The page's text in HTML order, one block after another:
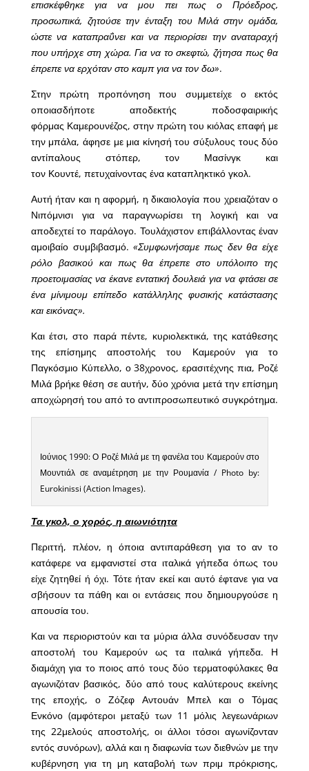
επισκέφθηκε για να μου πει πως ο Πρόεδρος,
προσωπικά, ζητούσε την ένταξη του Μιλά στην ομάδα,
ώστε να καταπραΰνει και να περιορίσει την αναταραχή
που υπήρχε στη χώρα. Για να το σκεφτώ, ζήτησα πως θα
έπρεπε να ερχόταν στο καμπ για να τον δω».
Στην πρώτη προπόνηση που συμμετείχε ο εκτός
οποιασδήποτε αποδεκτής ποδοσφαιρικής
φόρμας Καμερουνέζος, στην πρώτη του κιόλας επαφή με
την μπάλα, άφησε με μια κίνησή του σύξυλους τους δύο
αντίπαλους στόπερ, τον Μασίνγκ και
τον Κουντέ, πετυχαίνοντας ένα καταπληκτικό γκολ.
Αυτή ήταν και η αφορμή, η δικαιολογία που χρειαζόταν ο
Νιπόμνισι για να παραγνωρίσει τη λογική και να
αποδεχτεί το παράλογο. Τουλάχιστον επιβάλλοντας έναν
αμοιβαίο συμβιβασμό.«Συμφωνήσαμε πως δεν θα είχε
ρόλο βασικού και πως θα έπρεπε στο υπόλοιπο της
προετοιμασίας να έκανε εντατική δουλειά για να φτάσει σε
ένα μίνιμουμ επίπεδο κατάλληλης φυσικής κατάστασης
και εικόνας».
Και έτσι, στο παρά πέντε, κυριολεκτικά, της κατάθεσης
της επίσημης αποστολής του Καμερούν για το
Παγκόσμιο Κύπελλο, ο 38χρονος, ερασιτέχνης πια, Ροζέ
Μιλά βρήκε θέση σε αυτήν, δύο χρόνια μετά την επίσημη
αποχώρησή του από το αντιπροσωπευτικό συγκρότημα.
Ιούνιος 1990: Ο Ροζέ Μιλά με τη φανέλα του Καμερούν στο
Μουντιάλ σε αναμέτρηση με την Ρουμανία / Photo by:
Eurokinissi (Action Images).
Τα γκολ, ο χορός, η αιωνιότητα
Περιττή, πλέον, η όποια αντιπαράθεση για το αν το
κατάφερε να εμφανιστεί στα ιταλικά γήπεδα όπως του
είχε ζητηθεί ή όχι. Τότε ήταν εκεί και αυτό έφτανε για να
σβήσουν τα πάθη και οι εντάσεις που δημιουργούσε η
απουσία του.
Και να περιοριστούν και τα μύρια άλλα συνόδευσαν την
αποστολή του Καμερούν ως τα ιταλικά γήπεδα. Η
διαμάχη για το ποιος από τους δύο τερματοφύλακες θα
αγωνιζόταν βασικός, δύο από τους καλύτερους εκείνης
της εποχής, ο Ζόζεφ Αντουάν Μπελ και ο Τόμας
Ενκόνο (αμφότεροι μεταξύ των 11 μόλις λεγεωνάριων
της 22μελούς αποστολής, οι άλλοι τόσοι αγωνίζονταν
εντός συνόρων), αλλά και η διαφωνία των διεθνών με την
κυβέρνηση για τη μη καταβολή των πριμ πρόκρισης,